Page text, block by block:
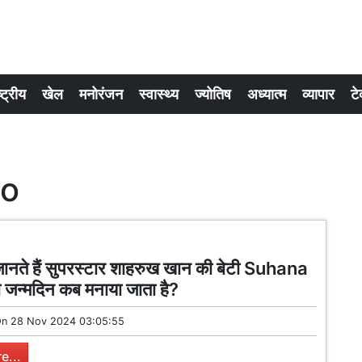
खेल मनोरंजन स्वास्थ्य ज्योतिष अध्यात्म व्यापार
हैं सुपरस्टार शाहरुख खान की बेटी Suhana
कब मनाया जाता है?
28 Nov 2024 03:05:55